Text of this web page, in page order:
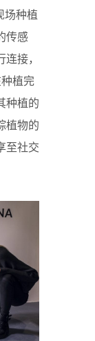
场种植
传感
接，
植完
种植的
植物的
至社交